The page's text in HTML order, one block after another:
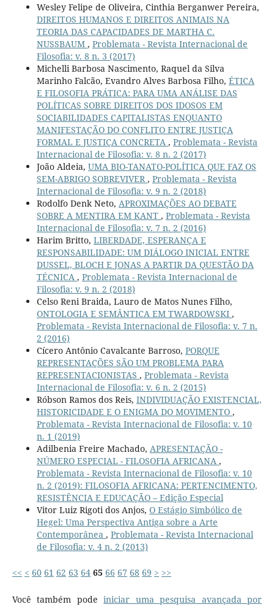
Wesley Felipe de Oliveira, Cinthia Berganwer Pereira,
DIREITOS HUMANOS E DIREITOS ANIMAIS NA
TEORIA DAS CAPACIDADES DE MARTHA C.
NUSSBAUM , Problemata - Revista Internacional de
Filosofia: v. 8 n. 3 (2017)
Michelli Barbosa Nascimento, Raquel da Silva
Marinho Falcão, Evandro Alves Barbosa Filho, ÉTICA
E FILOSOFIA PRÁTICA: PARA UMA ANÁLISE DAS
POLÍTICAS SOBRE DIREITOS DOS IDOSOS EM
SOCIABILIDADES CAPITALISTAS ENQUANTO
MANIFESTAÇÃO DO CONFLITO ENTRE JUSTIÇA
FORMAL E JUSTIÇA CONCRETA , Problemata - Revista
Internacional de Filosofia: v. 8 n. 2 (2017)
João Aldeia, UMA BIO-TANATO-POLÍTICA QUE FAZ OS
SEM-ABRIGO SOBREVIVER , Problemata - Revista
Internacional de Filosofia: v. 9 n. 2 (2018)
Rodolfo Denk Neto, APROXIMAÇÕES AO DEBATE
SOBRE A MENTIRA EM KANT , Problemata - Revista
Internacional de Filosofia: v. 7 n. 2 (2016)
Harim Britto, LIBERDADE, ESPERANÇA E
RESPONSABILIDADE: UM DIÁLOGO INICIAL ENTRE
DUSSEL, BLOCH E JONAS A PARTIR DA QUESTÃO DA
TÉCNICA , Problemata - Revista Internacional de
Filosofia: v. 9 n. 2 (2018)
Celso Reni Braida, Lauro de Matos Nunes Filho,
ONTOLOGIA E SEMÂNTICA EM TWARDOWSKI ,
Problemata - Revista Internacional de Filosofia: v. 7 n.
2 (2016)
Cícero Antônio Cavalcante Barroso, PORQUE
REPRESENTAÇÕES SÃO UM PROBLEMA PARA
REPRESENTACIONISTAS , Problemata - Revista
Internacional de Filosofia: v. 6 n. 2 (2015)
Róbson Ramos dos Reis, INDIVIDUAÇÃO EXISTENCIAL,
HISTORICIDADE E O ENIGMA DO MOVIMENTO ,
Problemata - Revista Internacional de Filosofia: v. 10
n. 1 (2019)
Adilbenia Freire Machado, APRESENTAÇÃO -
NÚMERO ESPECIAL - FILOSOFIA AFRICANA ,
Problemata - Revista Internacional de Filosofia: v. 10
n. 2 (2019): FILOSOFIA AFRICANA: PERTENCIMENTO,
RESISTÊNCIA E EDUCAÇÃO – Edição Especial
Vitor Luiz Rigoti dos Anjos, O Estágio Simbólico de
Hegel: Uma Perspectiva Antiga sobre a Arte
Contemporânea , Problemata - Revista Internacional
de Filosofia: v. 4 n. 2 (2013)
<< < 60 61 62 63 64 65 66 67 68 69 > >>
Você também podeiniciar uma pesquisa avançada por